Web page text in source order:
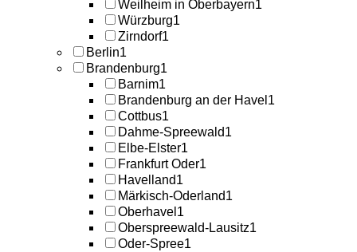
Weilheim in Oberbayern1
Würzburg1
Zirndorf1
Berlin1
Brandenburg1
Barnim1
Brandenburg an der Havel 1
Cottbus1
Dahme-Spreewald1
Elbe-Elster1
Frankfurt Oder1
Havelland1
Märkisch-Oderland1
Oberhavel 1
Oberspreewald-Lausitz1
Oder-Spree1